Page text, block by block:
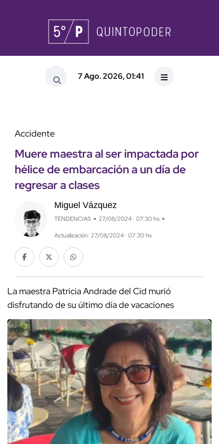
7 Ago. 2026, 01:41
Accidente
Muere maestra al ser impactada por
hélice de embarcación a un día de
regresar a clases
Miguel Vázquez
TENDENCIAS 27/08/2024 · 07:30 hs
Actualización: 27/08/2024 · 07:30 hs
La maestra Patricia Andrade del Cid murió
disfrutando de su último día de vacaciones